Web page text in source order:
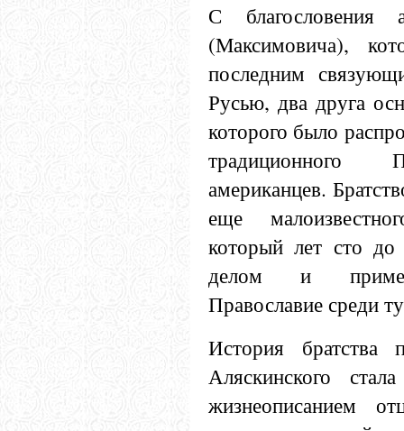
С благословения
(Максимовича),
последним
Русью, два друга
которого было
традиционного
американцев.
еще
который лет сто
делом и
Православие среди
История братства
Аляскинского
жизнеописанием